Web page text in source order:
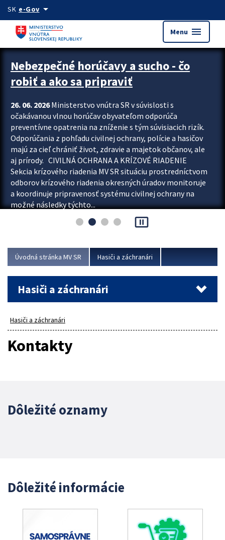
Preskocit na hlavný obsah
SK e-Govarrow_drop_down
Menu menu
Zastavit automatický posun upútavok
Nebezpečné horúčavy a sucho - čo
robiť a ako sa pripraviť
26. 06. 2026Ministerstvo vnútra SR v súvislosti s
očakávanou vlnou horúčav obyvateľom odporúča
preventívne opatrenia na zníženie s tým súvisiacich rizík.
Odporúčania z pohľadu civilnej ochrany, polície a hasičov
majú za cieľ chrániť život, zdravie a majetok občanov, ale
aj prírody. CIVILNÁ OCHRANA A KRÍZOVÉ RIADENIE
Sekcia krízového riadenia MV SR situáciu prostredníctvom
odborov krízového riadenia okresných úradov monitoruje
a koordinuje pripravenosť systému civilnej ochrany na
možné následky týchto...
pause_presentation
Úvodná stránka MV SR Hasiči a záchranári
Hasiči a záchranári
Hasiči a záchranári
Kontakty
Dôležité oznamy
Dôležité informácie